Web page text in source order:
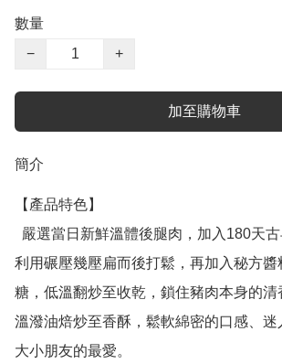
數量
−
+
加至購物車
簡介
【產品特色】
利用碾壓幾壓扁而後打鬆，再加入秘方
糖，低溫翻炒至收乾，鎖住豬肉本身的清
溫潑油焙炒至香酥，鬆軟綿密的口感、迷
大小朋友的最愛。